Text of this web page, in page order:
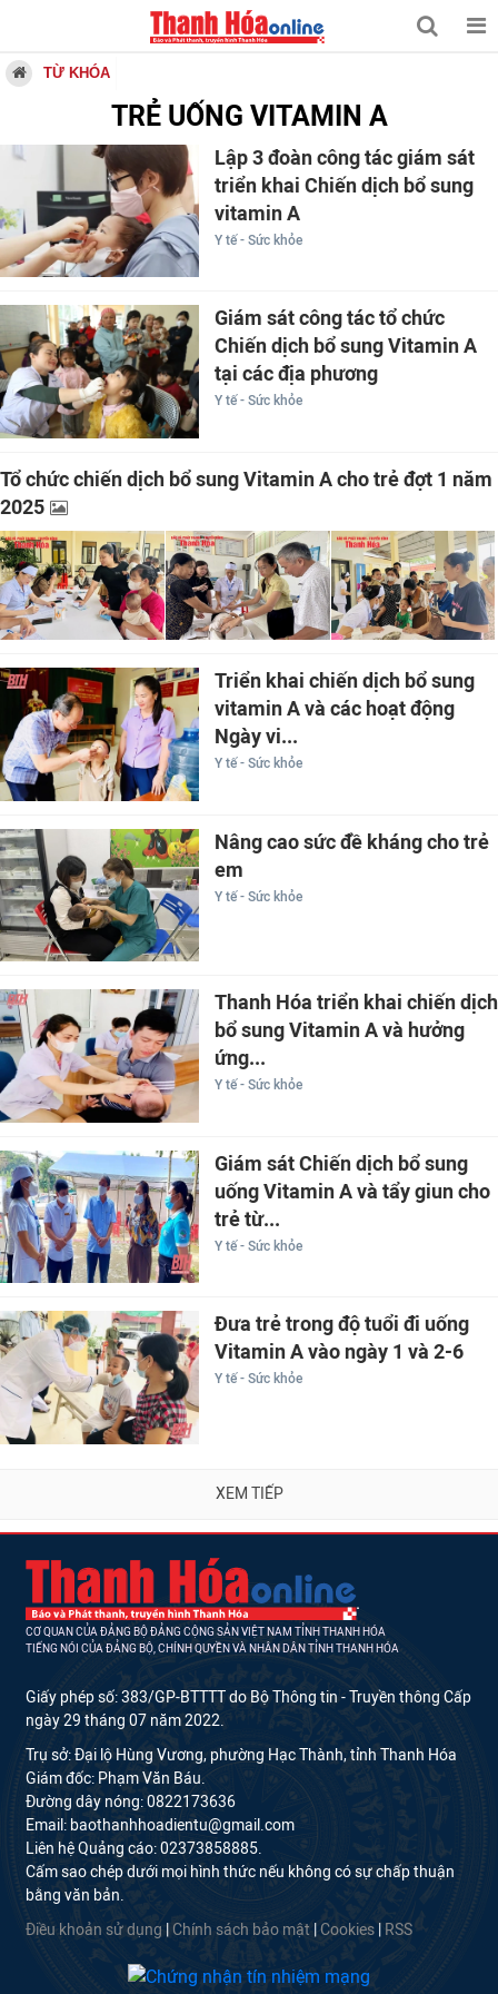
TỪ KHÓA
TRẺ UỐNG VITAMIN A
Lập 3 đoàn công tác giám sát
triển khai Chiến dịch bổ sung
vitamin A
Y tế - Sức khỏe
Giám sát công tác tổ chức
Chiến dịch bổ sung Vitamin A
tại các địa phương
Y tế - Sức khỏe
Tổ chức chiến dịch bổ sung Vitamin A cho trẻ đợt 1 năm
2025
Triển khai chiến dịch bổ sung
vitamin A và các hoạt động
Ngày vi...
Y tế - Sức khỏe
Nâng cao sức đề kháng cho trẻ
em
Y tế - Sức khỏe
Thanh Hóa triển khai chiến dịch
bổ sung Vitamin A và hưởng
ứng...
Y tế - Sức khỏe
Giám sát Chiến dịch bổ sung
uống Vitamin A và tẩy giun cho
trẻ từ...
Y tế - Sức khỏe
Đưa trẻ trong độ tuổi đi uống
Vitamin A vào ngày 1 và 2-6
Y tế - Sức khỏe
XEM TIẾP
CƠ QUAN CỦA ĐẢNG BỘ ĐẢNG CỘNG SẢN VIỆT NAM TỈNH THANH HÓA
TIẾNG NÓI CỦA ĐẢNG BỘ, CHÍNH QUYỀN VÀ NHÂN DÂN TỈNH THANH HÓA
Giấy phép số: 383/GP-BTTTT do Bộ Thông tin - Truyền thông Cấp
ngày 29 tháng 07 năm 2022.
Trụ sở: Đại lộ Hùng Vương, phường Hạc Thành, tỉnh Thanh Hóa
Giám đốc: Phạm Văn Báu.
Đường dây nóng: 0822173636
Email: baothanhhoadientu@gmail.com
Liên hệ Quảng cáo: 02373858885.
Cấm sao chép dưới mọi hình thức nếu không có sự chấp thuận
bằng văn bản.
Điều khoản sử dụng
Chính sách bảo mật Cookies RSS